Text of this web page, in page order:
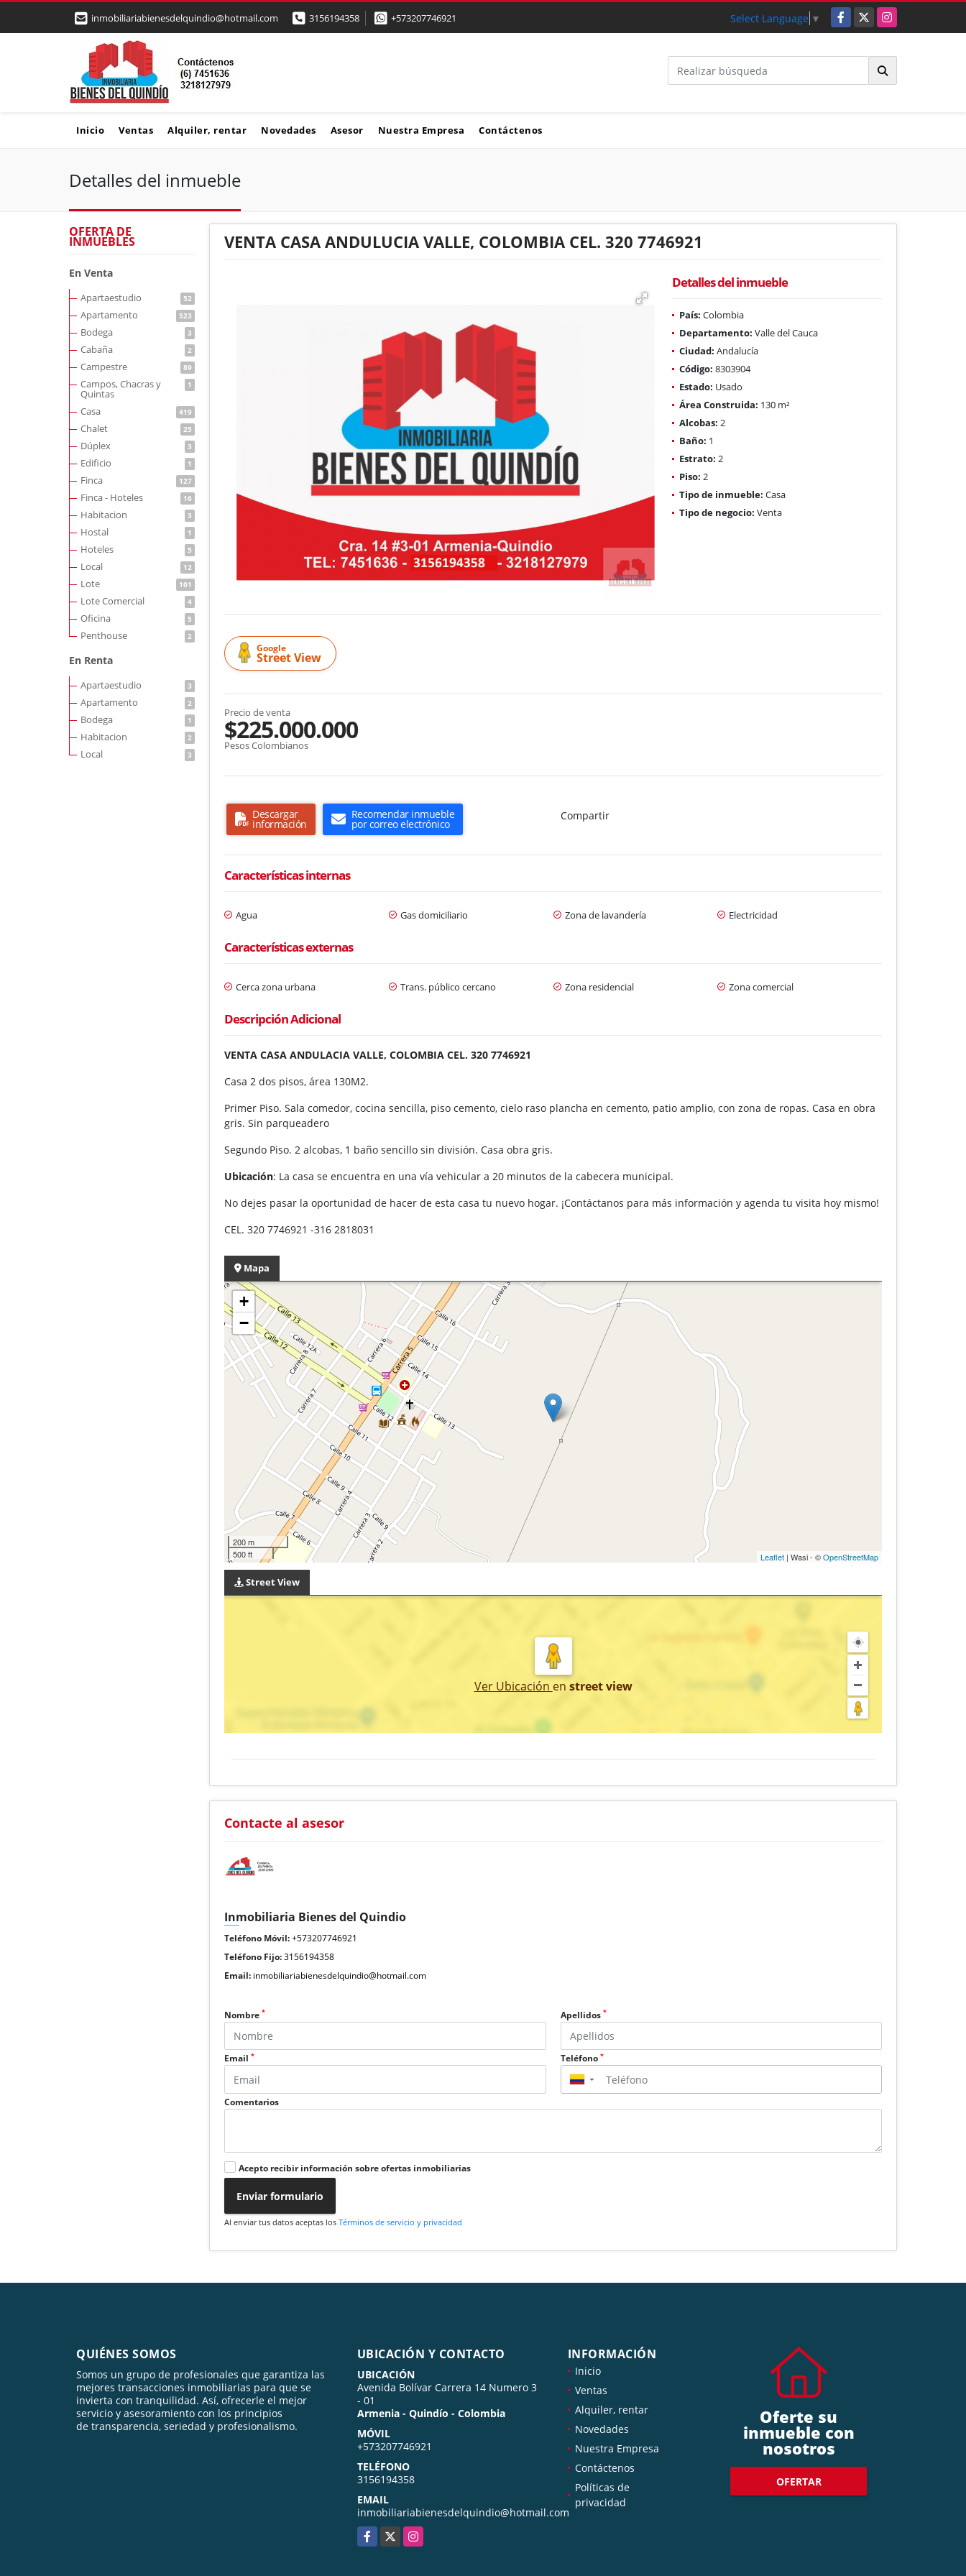
inmobiliariabienesdelquindio@hotmail.com 3156194358 +573207746921 Select Language ▼ Facebook
X Instagram
Inicio Ventas Alquiler, rentar Novedades Asesor Nuestra Empresa Contáctenos
Detalles del inmueble
OFERTA DE
INMUEBLES
En Venta
Apartaestudio 52
Apartamento 523
Bodega 3
Cabaña 2
Campestre 89
Campos, Chacras y
Quintas
1
Casa 419
Chalet 25
Dúplex 3
Edificio 1
Finca 127
Finca - Hoteles 16
Habitacion 3
Hostal 1
Hoteles 5
Local 12
Lote 101
Lote Comercial 4
Oficina 5
Penthouse 2
En Renta
Apartaestudio 3
Apartamento 2
Bodega 1
Habitacion 2
Local 3
VENTA CASA ANDULUCIA VALLE, COLOMBIA CEL. 320 7746921
Detalles del inmueble
País: Colombia
Departamento: Valle del Cauca
Ciudad: Andalucía
Código: 8303904
Estado: Usado
Área Construida: 130 m²
Alcobas: 2
Baño: 1
Estrato: 2
Piso: 2
Tipo de inmueble: Casa
Tipo de negocio: Venta
Google
Street View
Precio de venta
$225.000.000
Pesos Colombianos
Descargar
información
Recomendar inmueble
por correo electrónico
Compartir
Características internas
Agua Gas domiciliario Zona de lavandería Electricidad
Características externas
Cerca zona urbana Trans. público cercano Zona residencial Zona comercial
Descripción Adicional
VENTA CASA ANDULACIA VALLE, COLOMBIA CEL. 320 7746921
Casa 2 dos pisos, área 130M2.
Primer Piso. Sala comedor, cocina sencilla, piso cemento, cielo raso plancha en cemento, patio amplio, con zona de ropas. Casa en obra
gris. Sin parqueadero
Segundo Piso. 2 alcobas, 1 baño sencillo sin división. Casa obra gris.
Ubicación: La casa se encuentra en una vía vehicular a 20 minutos de la cabecera municipal.
No dejes pasar la oportunidad de hacer de esta casa tu nuevo hogar. ¡Contáctanos para más información y agenda tu visita hoy mismo!
CEL. 320 7746921 -316 2818031
Mapa
+
−
200 m
500 ft
Leaflet| Wasi - ©OpenStreetMap
Street View
Ver Ubicación en street view
Contacte al asesor
Inmobiliaria Bienes del Quindio
Teléfono Móvil:+573207746921
Teléfono Fijo:3156194358
Email: inmobiliariabienesdelquindio@hotmail.com
Nombre* Apellidos *
Email* Teléfono *
▼
Comentarios
Acepto recibir información sobre ofertas inmobiliarias
Enviar formulario
Al enviar tus datos aceptas losTérminos de servicio y privacidad
QUIÉNES SOMOS
Somos un grupo de profesionales que garantiza las
mejores transacciones inmobiliarias para que se
invierta con tranquilidad. Así, ofrecerle el mejor
servicio y asesoramiento con los principios
de transparencia, seriedad y profesionalismo.
UBICACIÓN Y CONTACTO
UBICACIÓN
Avenida Bolívar Carrera 14 Numero 3
- 01
Armenia - Quindío - Colombia
MÓVIL
+573207746921
TELÉFONO
3156194358
EMAIL
inmobiliariabienesdelquindio@hotmail.com
Facebook
X Instagram
INFORMACIÓN
Inicio
Ventas
Alquiler, rentar
Novedades
Nuestra Empresa
Contáctenos
Políticas de
privacidad
Oferte su
inmueble con
nosotros
OFERTAR